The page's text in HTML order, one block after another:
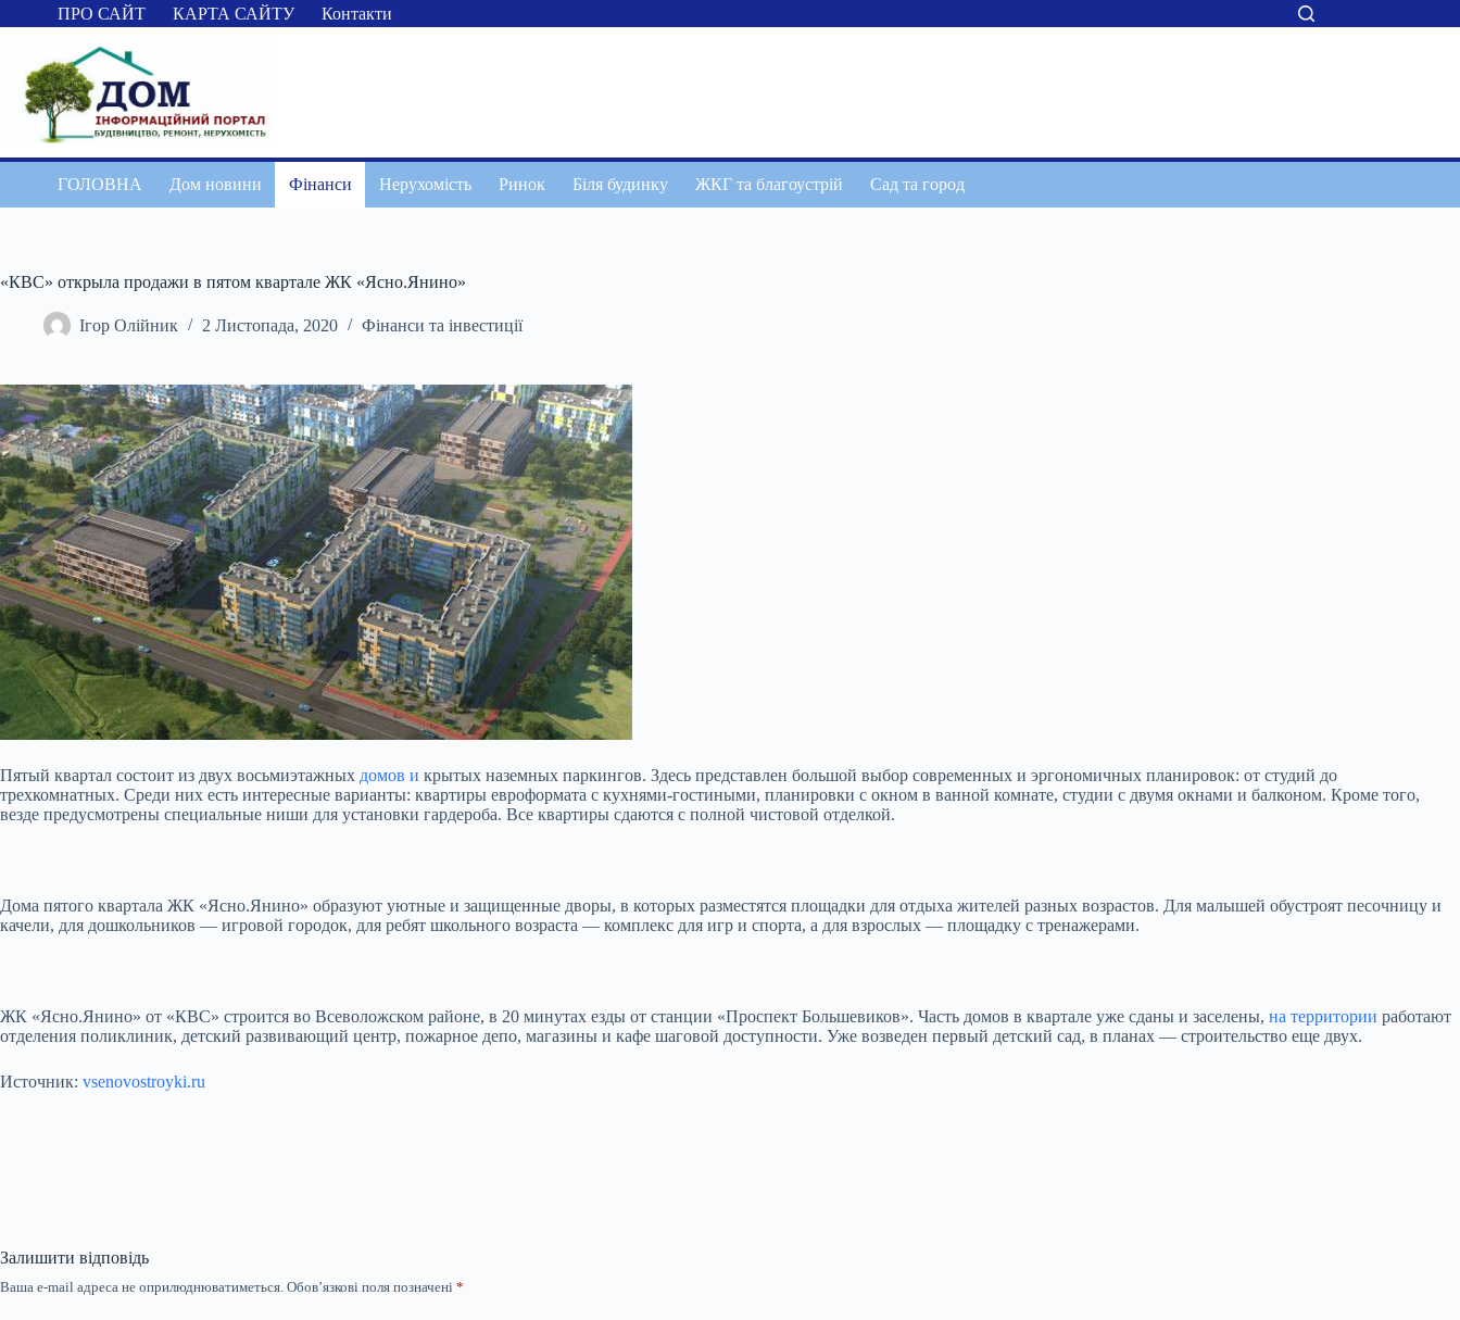
Перейти
до
ПРО САЙТ КАРТА САЙТУ Контакти
ГОЛОВНА Дом новини Фінанси Нерухомість Ринок Біля будинку ЖКГ та благоустрій Сад та город
«КВС» открыла продажи в пятом квартале ЖК «Ясно.Янино»
Ігор Олійник 2 Листопада, 2020 Фінанси та інвестиції
Пятый квартал состоит из двух восьмиэтажных домов и крытых наземных паркингов. Здесь представлен большой выбор современных и эргономичных планировок: от студий до
трехкомнатных. Среди них есть интересные варианты: квартиры евроформата с кухнями-гостиными, планировки с окном в ванной комнате, студии с двумя окнами и балконом. Кроме того,
везде предусмотрены специальные ниши для установки гардероба. Все квартиры сдаются с полной чистовой отделкой.
Дома пятого квартала ЖК «Ясно.Янино» образуют уютные и защищенные дворы, в которых разместятся площадки для отдыха жителей разных возрастов. Для малышей обустроят песочницу и
качели, для дошкольников — игровой городок, для ребят школьного возраста — комплекс для игр и спорта, а для взрослых — площадку с тренажерами.
ЖК «Ясно.Янино» от «КВС» строится во Всеволожском районе, в 20 минутах езды от станции «Проспект Большевиков». Часть домов в квартале уже сданы и заселены, на территории работают
отделения поликлиник, детский развивающий центр, пожарное депо, магазины и кафе шаговой доступности. Уже возведен первый детский сад, в планах — строительство еще двух.
Источник: vsenovostroyki.ru
Залишити відповідь
Ваша e-mail адреса не оприлюднюватиметься. Обов’язкові поля позначені *